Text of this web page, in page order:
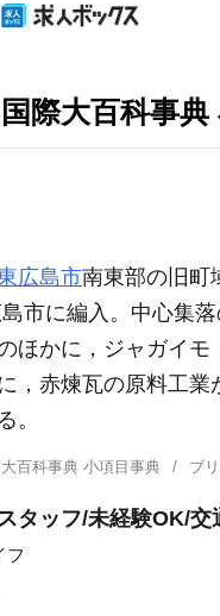
際大百科事典
広島市南東部の旧町
市に編入。中心集
ほかに，ジャガイ
，赤煉瓦の原料工
。
百科事典 小項目事典 ブ
タッフ/未経験OK/交
フ